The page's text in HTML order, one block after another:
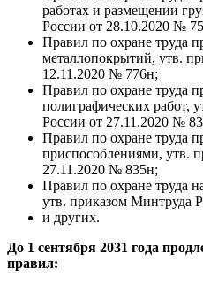
работах и размещении
России от 28.10.2020 №
Правил по охране труда
металлопокрытий, утв.
12.11.2020 № 776н;
Правил по охране труда
полиграфических работ,
России от 27.11.2020 №
Правил по охране труда
приспособлениями, утв.
27.11.2020 № 835н;
Правил по охране труда
утв. приказом Минтруда
и других.
До 1 сентября 2031 года
правил: